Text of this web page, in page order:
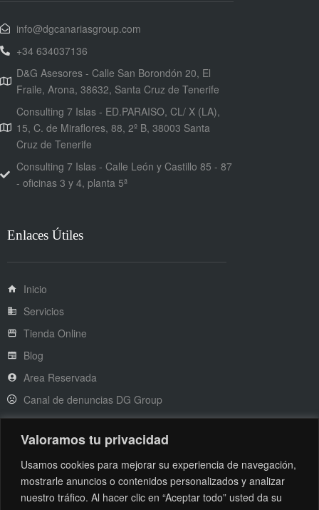
Valoramos tu privacidad
Usamos cookies para mejorar su experiencia de navegación,
mostrarle anuncios o contenidos personalizados y analizar
nuestro tráfico. Al hacer clic en “Aceptar todo” usted da su
info@dgcanariasgroup.com
+34 634037136
D&G Asesores - Calle San Borondón 20, El
Fraile, Arona, 38632, Santa Cruz de Tenerife
Consulting 7 Islas - ED.PARAISO, CL/ X (LA),
15, C. de Miraflores, 88, 2º B, 38003 Santa
Cruz de Tenerife
Consulting 7 Islas - Calle León y Castillo 85 - 87
- oficinas 3 y 4, planta 5ª
Enlaces Útiles
Inicio
Servicios
Tienda Online
Blog
Area Reservada
Canal de denuncias DG Group
Legal